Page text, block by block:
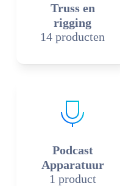
Truss en
rigging
14 producten
Podcast
Apparatuur
1 product